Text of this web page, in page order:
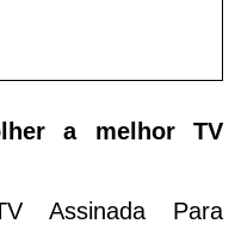
a melhor TV
Assinada Para